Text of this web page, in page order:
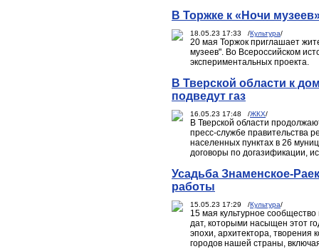
В Торжке к «Ночи
18.05.23 17:33 /Культура/
20 мая Торжок приглашает
музеев". Во Всероссийском
экспериментальных проекта.
В Тверской области к
подведут газ
16.05.23 17:48 /ЖКХ/
В Тверской области
пресс-службе правительства
населенных пунктах в 26
договоры по догазификации,
Усадьба Знаменское-
работы
15.05.23 17:29 /Культура/
15 мая культурное
дат, которыми насыщен этот
эпохи, архитектора, творения
городов нашей страны,